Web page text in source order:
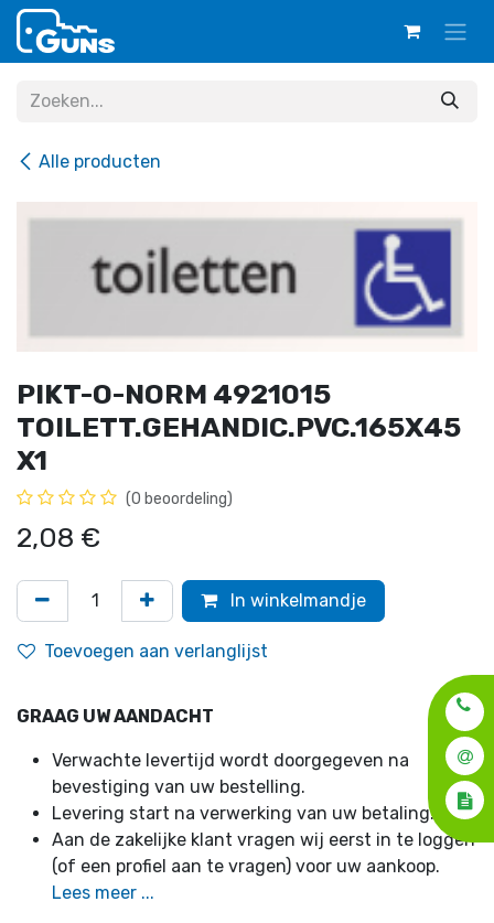
Overslaan naar inhoud
Alle producten
PIKT-O-NORM 4921015
TOILETT.GEHANDIC.PVC.165X45
X1
(0 beoordeling)
2,08 €
In winkelmandje
Toevoegen aan verlanglijst
GRAAG UW AANDACHT
Verwachte levertijd wordt doorgegeven na
bevestiging van uw bestelling.
Levering start na verwerking van uw betaling.
Aan de zakelijke klant vragen wij eerst in te loggen
(of een profiel aan te vragen) voor uw aankoop.
Lees meer ...